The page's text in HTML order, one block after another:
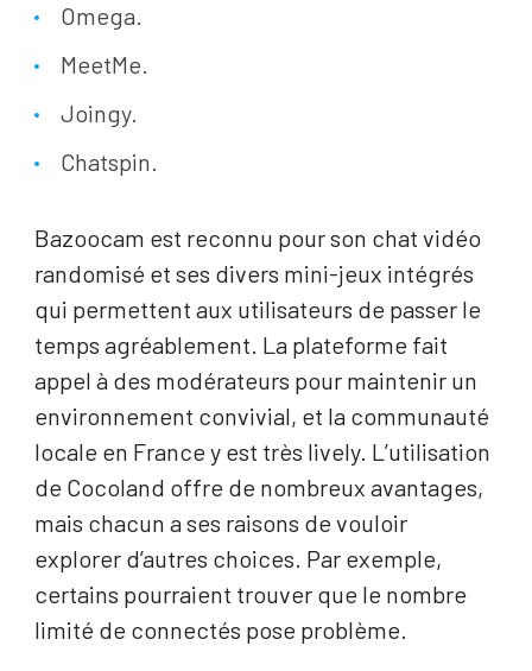
Omega.
MeetMe.
Joingy.
Chatspin.
Bazoocam est reconnu pour son chat vidéo
randomisé et ses divers mini-jeux intégrés
qui permettent aux utilisateurs de passer le
temps agréablement. La plateforme fait
appel à des modérateurs pour maintenir un
environnement convivial, et la communauté
locale en France y est très lively. L’utilisation
de Cocoland offre de nombreux avantages,
mais chacun a ses raisons de vouloir
explorer d’autres choices. Par exemple,
certains pourraient trouver que le nombre
limité de connectés pose problème.